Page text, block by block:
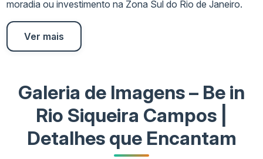
moradia ou investimento na Zona Sul do Rio de Janeiro.
Localização hipercentral
Ver mais
Galeria de Imagens – Be in
Rio Siqueira Campos |
Detalhes que Encantam